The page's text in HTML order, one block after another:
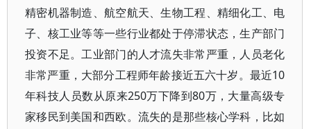
精密机器制造、航空航天、生物工程、精细化工、电
子、核工业等等一些行业都处于停滞状态，生产部门
投资不足。工业部门的人才流失非常严重，人员老化
非常严重，大部分工程师年龄接近五六十岁。最近10
年科技人员数从原来250万下降到80万，大量高级专
家移民到美国和西欧。流失的是那些核心学科，比如